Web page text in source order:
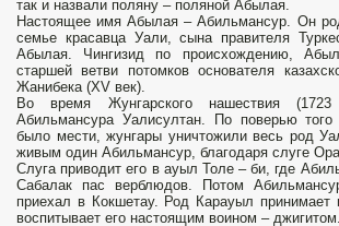
так и назвали поляну – поляной Абылая.
Настоящее имя Абылая – Абильмансур. Он
семье красавца Уали, сына правителя
Абылая. Чингизид по происхождению,
старшей ветви потомков основателя
Жанибека (XV век).
Во время Жунгарского нашествия
Абильмансура Уалисултан. По поверью
было мести, жунгары уничтожили весь род
живым один Абильмансур, благодаря слуге
Слуга приводит его в ауыл Толе – би, где
Сабалак пас верблюдов. Потом
приехал в Кокшетау. Род Карауыл принимает
воспитывает его настоящим воином – джигитом.